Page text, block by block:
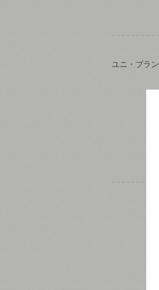
ユニ・ブラン